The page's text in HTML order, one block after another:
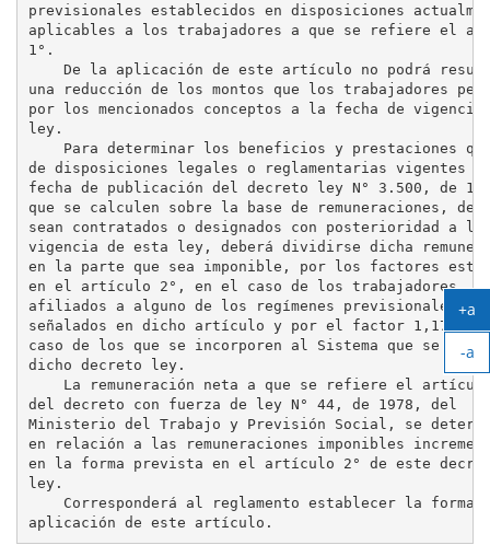
previsionales establecidos en disposiciones
aplicables a los trabajadores a que se refiere el
1°.
De la aplicación de este artículo no podrá
una reducción de los montos que los trabajadores
por los mencionados conceptos a la fecha de vigencia
ley.
Para determinar los beneficios y prestaciones
de disposiciones legales o reglamentarias vigentes
fecha de publicación del decreto ley N° 3.500, de
que se calculen sobre la base de remuneraciones, de
sean contratados o designados con posterioridad a la
vigencia de esta ley, deberá dividirse dicha
en la parte que sea imponible, por los factores
en el artículo 2°, en el caso de los trabajadores
afiliados a alguno de los regímenes previsionales
señalados en dicho artículo y por el factor 1,1757,
caso de los que se incorporen al Sistema que se
dicho decreto ley.
La remuneración neta a que se refiere el
del decreto con fuerza de ley N° 44, de 1978, del
Ministerio del Trabajo y Previsión Social, se
en relación a las remuneraciones imponibles
en la forma prevista en el artículo 2° de este
ley.
Corresponderá al reglamento establecer la forma
+a
-a